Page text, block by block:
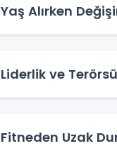
Yaş Alırken
Liderlik ve
Fitneden Uzak